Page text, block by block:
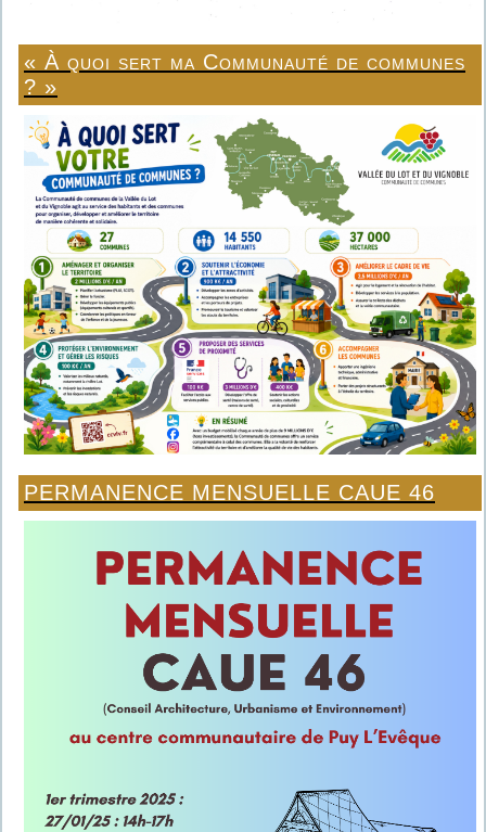
« À quoi sert ma Communauté de communes
? »
PERMANENCE MENSUELLE CAUE 46